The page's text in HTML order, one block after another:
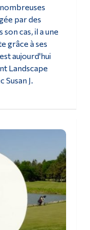
par des
cas, il a une
grâce à ses
aujourd'hui
Landscape
J.